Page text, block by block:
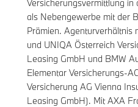
Versicherungsvermittlung
als Nebengewerbe mit der
Prämien. Agenturverhältnis
und UNIQA Österreich
Leasing GmbH und BMW
Elementar Versicherungs-
Versicherung AG Vienna
Leasing GmbH). Mit AXA